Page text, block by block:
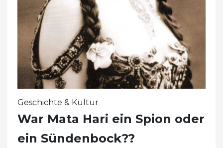
Geschichte & Kultur
War Mata Hari ein Spion oder
ein Sündenbock??